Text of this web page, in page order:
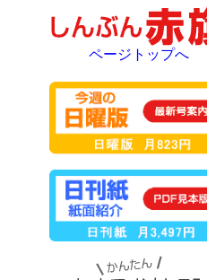
ページトップへ